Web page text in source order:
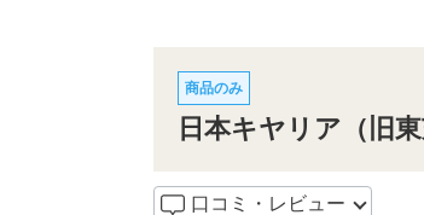
商品のみ
日本キヤリア（旧
口コミ・レビュー